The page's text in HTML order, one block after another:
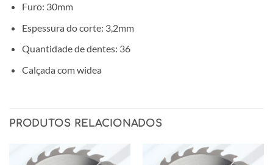
Furo: 30mm
Espessura do corte: 3,2mm
Quantidade de dentes: 36
Calçada com widea
PRODUTOS RELACIONADOS